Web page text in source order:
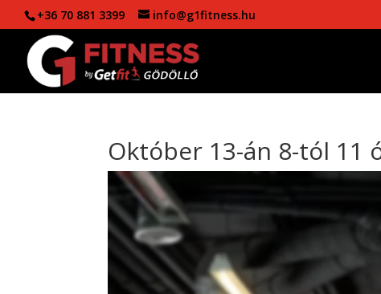
+36 70 881 3399 info@g1fitness.hu
Október 13-án 8-tól 11